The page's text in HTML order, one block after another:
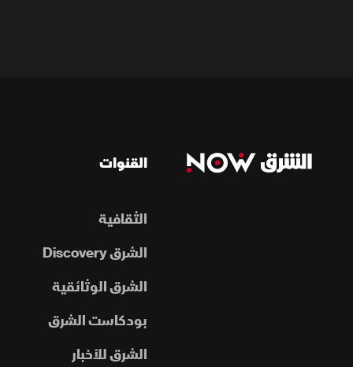
القنوات
الثقافية
الشرق Discovery
الشرق الوثائقية
بودكاست الشرق
الشرق للأخبار